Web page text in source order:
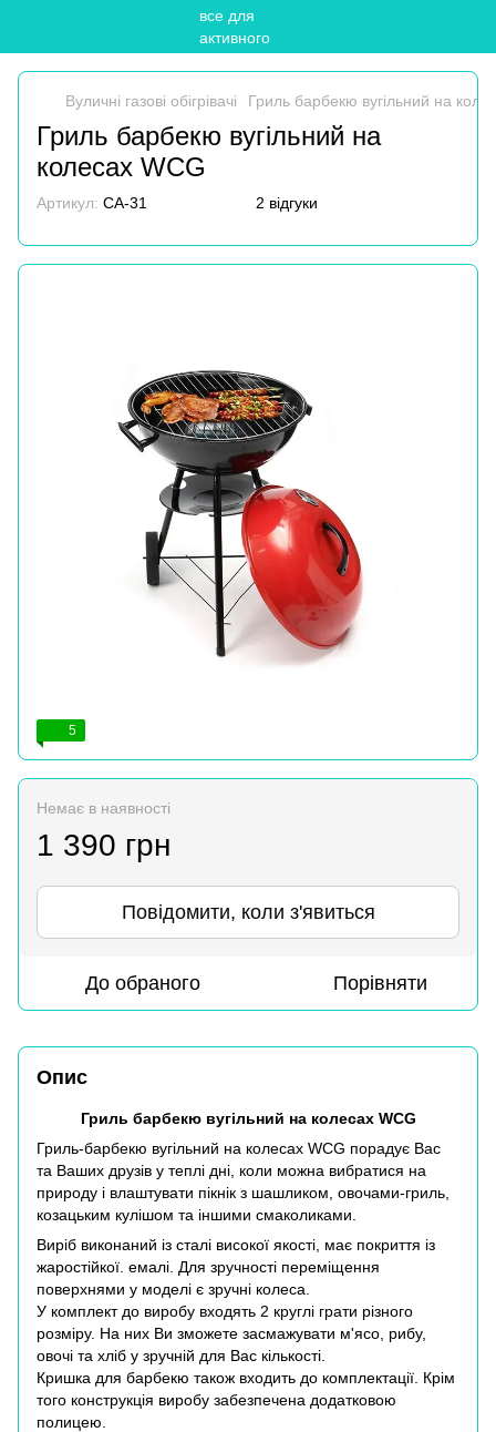
Вуличні газові обігрівачі Гриль барбекю вугільний на
Гриль барбекю вугільний на
колесах WCG
Артикул: CA-31 2 відгуки
5
Немає в наявності
1 390 грн
Повідомити, коли з'явиться
До обраного Порівняти
Опис
Гриль барбекю вугільний на колесах WCG
Гриль-барбекю вугільний на колесах WCG порадує Вас
та Ваших друзів у теплі дні, коли можна вибратися на
природу і влаштувати пікнік з шашликом, овочами-гриль,
козацьким кулішом та іншими смаколиками.
Виріб виконаний із сталі високої якості, має покриття із
жаростійкої. емалі. Для зручності переміщення
поверхнями у моделі є зручні колеса.
У комплект до виробу входять 2 круглі грати різного
розміру. На них Ви зможете засмажувати м'ясо, рибу,
овочі та хліб у зручній для Вас кількості.
Кришка для барбекю також входить до комплектації. Крім
того конструкція виробу забезпечена додатковою
полицею.